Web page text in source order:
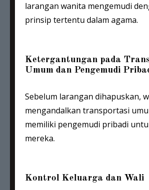
larangan wanita mengemudi
prinsip tertentu dalam agama.
Ketergantungan pada
Umum dan Pengemudi
Sebelum larangan dihapuskan,
mengandalkan transportasi
memiliki pengemudi pribadi
mereka.
Kontrol Keluarga dan Wali